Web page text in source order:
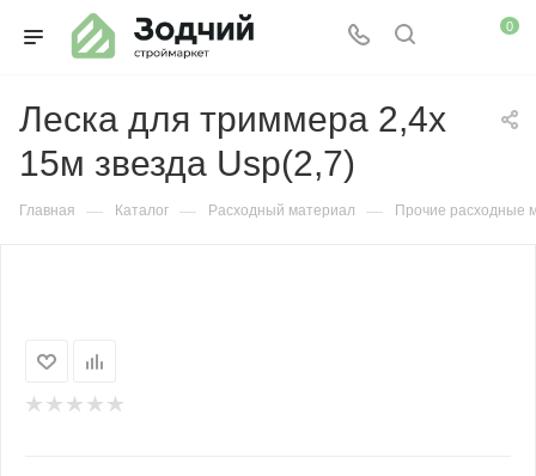
0
Леска для триммера 2,4х
15м звезда Usp(2,7)
Главная — Каталог — Расходный материал — Прочие расходные